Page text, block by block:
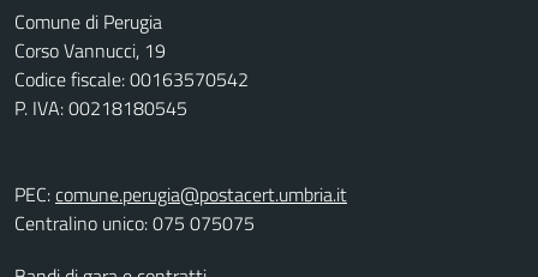
Comune di Perugia
Corso Vannucci, 19
Codice fiscale: 00163570542
P. IVA: 00218180545
PEC:comune.perugia@postacert.umbria.it
Centralino unico: 075 075075